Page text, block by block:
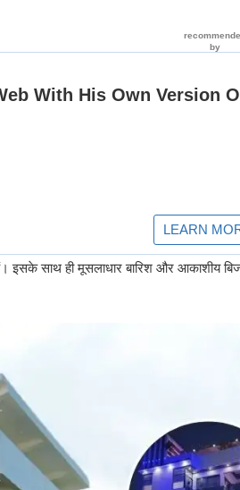
साथ ही मूसलाधार बारिश और आकाशीय